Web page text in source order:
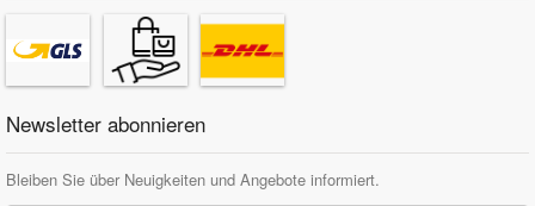
Newsletter abonnieren
Bleiben Sie über Neuigkeiten und Angebote informiert.